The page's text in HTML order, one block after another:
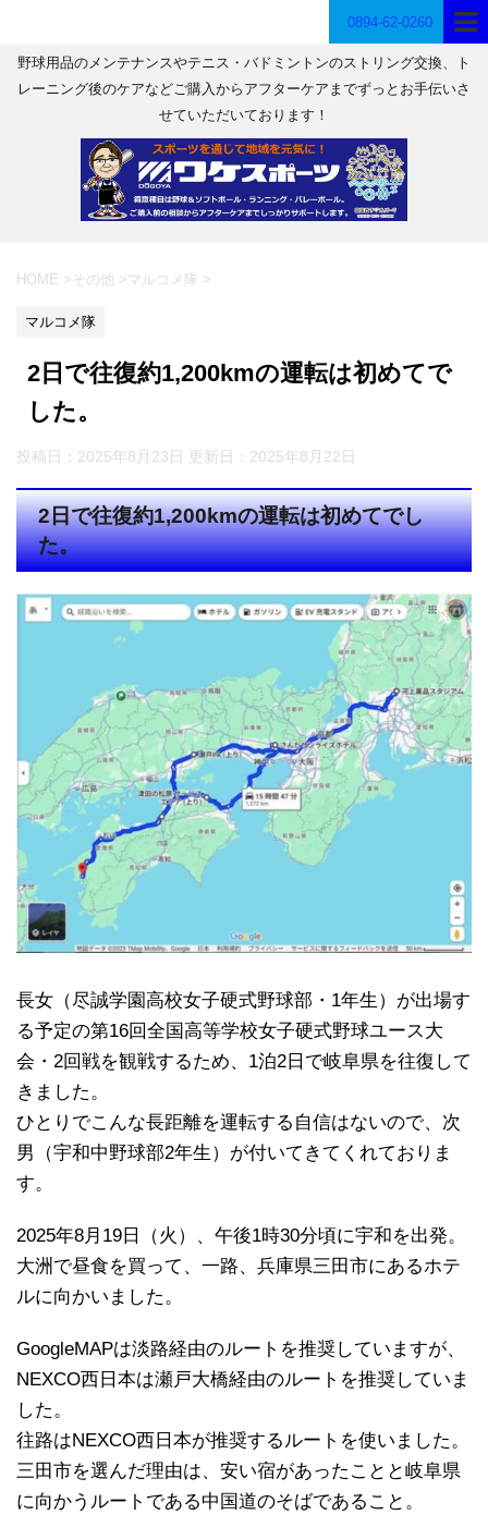
0894-62-0260
野球用品のメンテナンスやテニス・バドミントンのストリング交換、ト
レーニング後のケアなどご購入からアフターケアまでずっとお手伝いさ
せていただいております！
HOME > その他 >マルコメ隊 >
マルコメ隊
2日で往復約1,200kmの運転は初めてで
した。
投稿日：2025年8月23日 更新日： 2025年8月22日
2日で往復約1,200kmの運転は初めてでし
た。
長女（尽誠学園高校女子硬式野球部・1年生）が出場す
る予定の第16回全国高等学校女子硬式野球ユース大
会・2回戦を観戦するため、1泊2日で岐阜県を往復して
きました。
ひとりでこんな長距離を運転する自信はないので、次
男（宇和中野球部2年生）が付いてきてくれておりま
す。
2025年8月19日（火）、午後1時30分頃に宇和を出発。
大洲で昼食を買って、一路、兵庫県三田市にあるホテ
ルに向かいました。
GoogleMAPは淡路経由のルートを推奨していますが、
NEXCO西日本は瀬戸大橋経由のルートを推奨していま
した。
往路はNEXCO西日本が推奨するルートを使いました。
三田市を選んだ理由は、安い宿があったことと岐阜県
に向かうルートである中国道のそばであること。